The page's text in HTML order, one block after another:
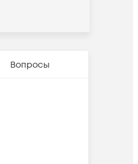
Вопросы